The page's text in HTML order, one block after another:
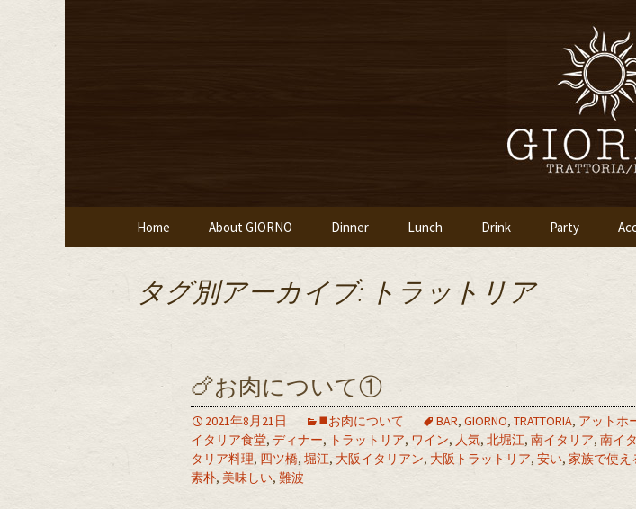
堀江・四ツ橋のイ
堂ジョルノ～
コンテンツへ移動
Home About GIORNO Dinner Lunch Drink Party
タグ別アーカイブ: トラットリア
🍗お肉について①
2021年8月21日 ◼️お肉について BAR, GIORNO, TRATTORIA, アットホ
イタリア食堂, ディナー, トラットリア, ワイン, 人気, 北堀江, 南イタリア, 南イ
タリア料理, 四ツ橋, 堀江, 大阪イタリアン, 大阪トラットリア, 安い, 家族で使え
素朴, 美味しい, 難波